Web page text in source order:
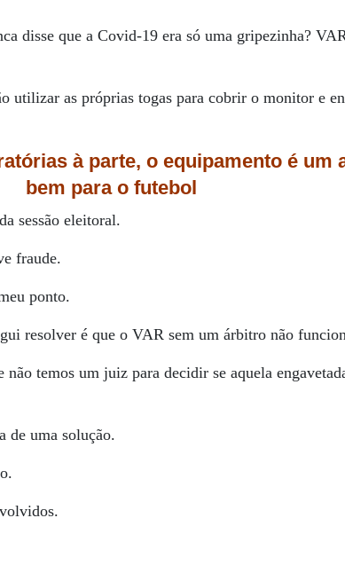
disse que a Covid-19 era só uma gripezinha?
utilizar as próprias togas para cobrir o monitor e
à parte, o equipamento é um
bem para o futebol
sessão eleitoral.
fraude.
ponto.
resolver é que o VAR sem um árbitro não
temos um juiz para decidir se aquela
de uma solução.